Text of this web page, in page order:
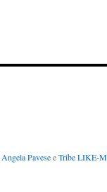
Angela PaveseeTribe LIKE-